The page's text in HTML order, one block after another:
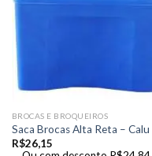
BROCAS E BROQUEIROS
Saca Brocas Alta Reta – Calu
R$26,15